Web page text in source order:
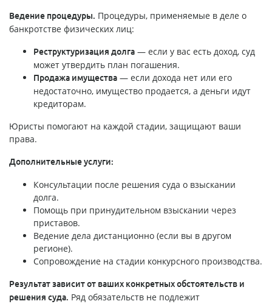
Ведение процедуры. Процедуры, применяемые в деле о
банкротстве физических лиц:
Реструктуризация долга — если у вас есть доход, суд
может утвердить план погашения.
Продажа имущества — если дохода нет или его
недостаточно, имущество продается, а деньги идут
кредиторам.
Юристы помогают на каждой стадии, защищают ваши
права.
Дополнительные услуги:
Консультации после решения суда о взыскании
долга.
Помощь при принудительном взыскании через
приставов.
Ведение дела дистанционно (если вы в другом
регионе).
Сопровождение на стадии конкурсного производства.
Результат зависит от ваших конкретных обстоятельств и
решения суда. Ряд обязательств не подлежит